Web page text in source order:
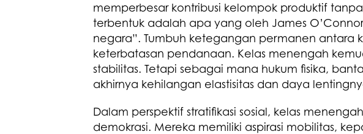
memperbesar kontribusi kelompok produktif
terbentuk adalah apa yang oleh James O’Connor
negara”. Tumbuh ketegangan permanen antara
keterbatasan pendanaan. Kelas menengah
stabilitas. Tetapi sebagai mana hukum fisika,
akhirnya kehilangan elastisitas dan daya
Dalam perspektif stratifikasi sosial, kelas
demokrasi. Mereka memiliki aspirasi mobilitas,